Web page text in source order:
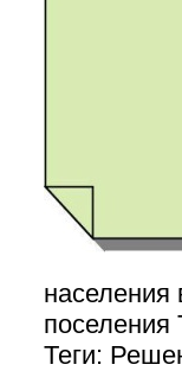
населения
поселения
Теги: